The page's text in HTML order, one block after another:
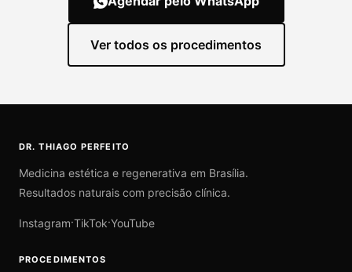
Ver todos os procedimentos
DR. THIAGO PERFEITO
Medicina estética e regenerativa em Brasília.
Resultados naturais com precisão clínica.
Instagram·TikTok·YouTube
PROCEDIMENTOS